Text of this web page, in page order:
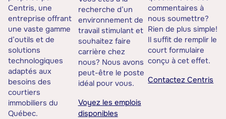
Centris, une
entreprise offrant
une vaste gamme
d’outils et de
solutions
technologiques
adaptés aux
besoins des
courtiers
immobiliers du
Québec.
recherche d’un
environnement de
travail stimulant et
souhaitez faire
carrière chez
nous? Nous avons
peut-être le poste
idéal pour vous.
Voyez les emplois
disponibles
commentaires à
nous soumettre?
Rien de plus simple!
Il suffit de remplir le
court formulaire
conçu à cet effet.
Contactez Centris